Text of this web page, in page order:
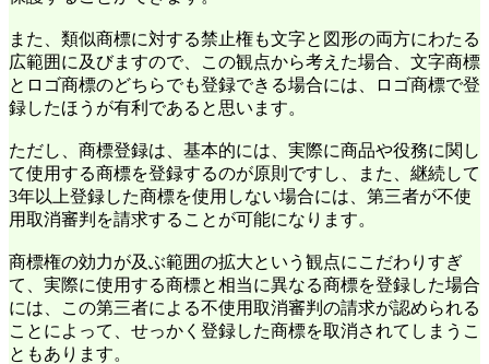
また、類似商標に対する禁止権も文字と図形の両方にわたる
広範囲に及びますので、この観点から考えた場合、文字商標
とロゴ商標のどちらでも登録できる場合には、ロゴ商標で登
録したほうが有利であると思います。
ただし、商標登録は、基本的には、実際に商品や役務に関し
て使用する商標を登録するのが原則ですし、また、継続して
3年以上登録した商標を使用しない場合には、第三者が不使
用取消審判を請求することが可能になります。
商標権の効力が及ぶ範囲の拡大という観点にこだわりすぎ
て、実際に使用する商標と相当に異なる商標を登録した場合
には、この第三者による不使用取消審判の請求が認められる
ことによって、せっかく登録した商標を取消されてしまうこ
ともあります。